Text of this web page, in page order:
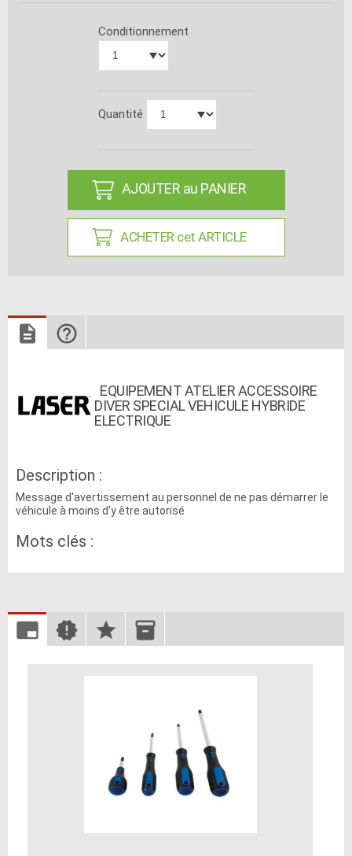
Conditionnement
Quantité
AJOUTER au PANIER
ACHETER cet ARTICLE
EQUIPEMENT ATELIER ACCESSOIRE
DIVER SPECIAL VEHICULE HYBRIDE
ELECTRIQUE
Description :
Message d'avertissement au personnel de ne pas démarrer le
véhicule à moins d'y être autorisé
Mots clés :